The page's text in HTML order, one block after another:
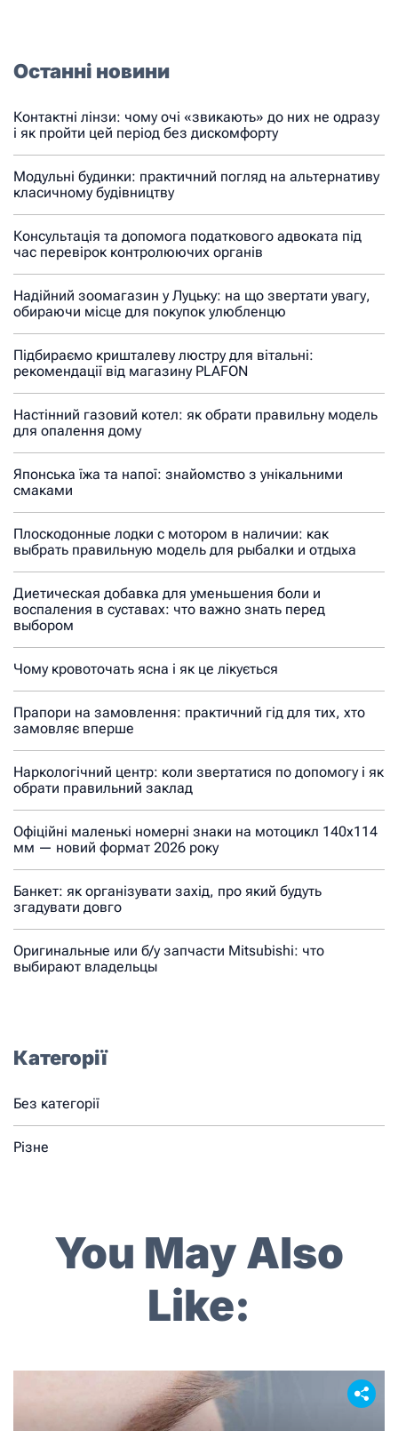
Останні новини
Контактні лінзи: чому очі «звикають» до них не одразу
і як пройти цей період без дискомфорту
Модульні будинки: практичний погляд на альтернативу
класичному будівництву
Консультація та допомога податкового адвоката під
час перевірок контролюючих органів
Надійний зоомагазин у Луцьку: на що звертати увагу,
обираючи місце для покупок улюбленцю
Підбираємо кришталеву люстру для вітальні:
рекомендації від магазину PLAFON
Настінний газовий котел: як обрати правильну модель
для опалення дому
Японська їжа та напої: знайомство з унікальними
смаками
Плоскодонные лодки с мотором в наличии: как
выбрать правильную модель для рыбалки и отдыха
Диетическая добавка для уменьшения боли и
воспаления в суставах: что важно знать перед
выбором
Чому кровоточать ясна і як це лікується
Прапори на замовлення: практичний гід для тих, хто
замовляє вперше
Наркологічний центр: коли звертатися по допомогу і як
обрати правильний заклад
Офіційні маленькі номерні знаки на мотоцикл 140х114
мм — новий формат 2026 року
Банкет: як організувати захід, про який будуть
згадувати довго
Оригинальные или б/у запчасти Mitsubishi: что
выбирают владельцы
Категорії
Без категорії
Різне
You May Also
Like: